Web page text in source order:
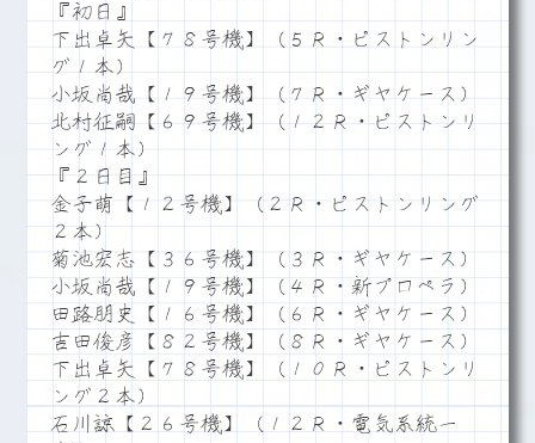
『初日』
下出卓矢【７８号機】（５Ｒ・ピストンリン
グ１本）
小坂尚哉【１９号機】（７Ｒ・ギヤケース）
北村征嗣【６９号機】（１２Ｒ・ピストンリ
ング１本）
『２日目』
金子萌【１２号機】（２Ｒ・ピストンリング
２本）
菊池宏志【３６号機】（３Ｒ・ギヤケース）
小坂尚哉【１９号機】（４Ｒ・新プロペラ）
田路朋史【１６号機】（６Ｒ・ギヤケース）
吉田俊彦【８２号機】（８Ｒ・ギヤケース）
下出卓矢【７８号機】（１０Ｒ・ピストンリ
ング２本）
石川諒【２６号機】（１２Ｒ・電気系統一